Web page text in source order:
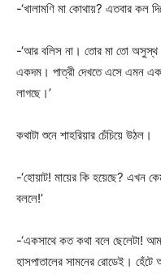
-‘খালামণি মা কোথায়? এতবার কল
-‘আর বলিস না। তোর মা তো অসুস্থ
একদম। পাত্রী দেখতে এসে এমন
লাগছে।’
কথাটা শুনে শাহরিয়ার চেঁচিয়ে উঠল।
-‘হোয়াট! মায়ের কি হয়েছে? এখন
বললে!’
-‘একসাথে কত কথা বলে ছেলেটা!
হাসপাতালের সামনের রোডেই।